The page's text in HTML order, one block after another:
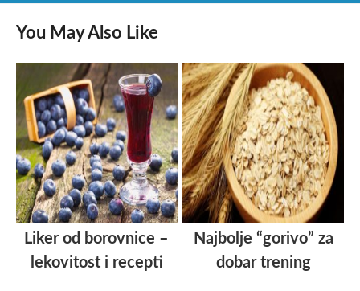
You May Also Like
Liker od borovnice –
lekovitost i recepti
Najbolje “gorivo” za
dobar trening